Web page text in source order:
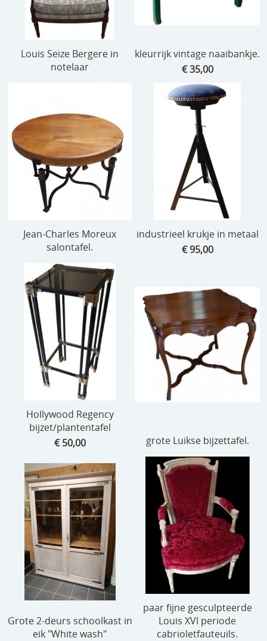
Louis Seize Bergere in
notelaar
kleurrijk vintage naaibankje.
€ 35,00
Jean-Charles Moreux
salontafel.
industrieel krukje in metaal
€ 95,00
Hollywood Regency
bijzet/plantentafel
€ 50,00
grote Luikse bijzettafel.
Grote 2-deurs schoolkast in
eik "White wash"
paar fijne gesculpteerde
Louis XVI periode
cabrioletfauteuils.